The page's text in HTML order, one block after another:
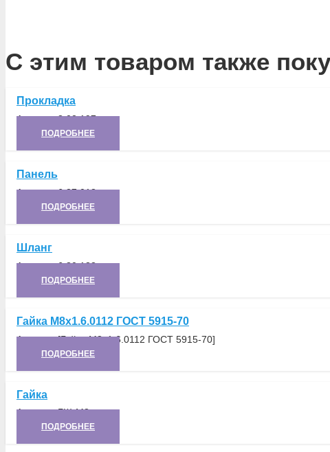
С этим товаром также
Прокладка
Артикул:8.02.197
ПОДРОБНЕЕ
Панель
Артикул:6.37.018
ПОДРОБНЕЕ
Шланг
Артикул:6.80.133
ПОДРОБНЕЕ
Гайка М8х1.6.0112 ГОСТ 5915-70
Артикул:[Гайка М8х1.6.0112 ГОСТ 5915-70]
ПОДРОБНЕЕ
Гайка
Артикул:ГШ-М8
ПОДРОБНЕЕ